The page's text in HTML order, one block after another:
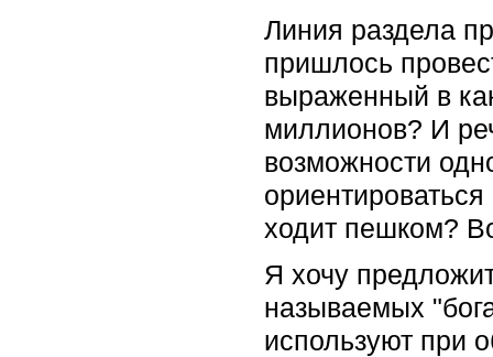
Линия раздела
пришлось
выраженный в
миллионов? И
возможности
ходит пешком?
Я хочу
называемых
используют при